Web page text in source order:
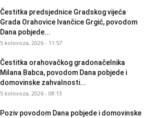
Čestitka predsjednice Gradskog vijeća
Grada Orahovice Ivančice Grgić, povodom
Dana pobjede...
5 kolovoza, 2026 - 11:57
Čestitka orahovačkog gradonačelnika
Milana Babca, povodom Dana pobjede i
domovinske zahvalnosti...
5 kolovoza, 2026 - 08:13
Poziv povodom Dana pobjede i domovinske